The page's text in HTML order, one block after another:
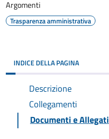
Argomenti
Trasparenza amministrativa
INDICE DELLA PAGINA
Descrizione
Collegamenti
Documenti e Allegati